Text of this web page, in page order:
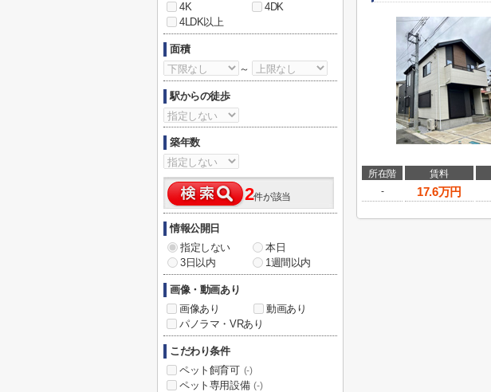
所在階 賃料
-
17.6万円
4K
4DK
4LDK以上
面積
～
駅からの徒歩
築年数
2件が該当
情報公開日
指定しない
本日
3日以内
1週間以内
画像・動画あり
画像あり
動画あり
パノラマ・VRあり
こだわり条件
ペット飼育可 (-)
ペット専用設備 (-)